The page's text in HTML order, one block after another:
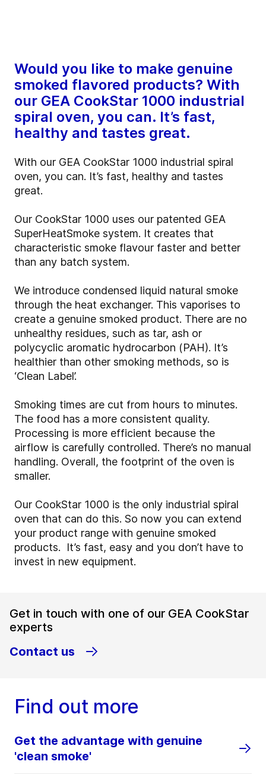
Would you like to make genuine
smoked flavored products? With
our GEA CookStar 1000 industrial
spiral oven, you can. It’s fast,
healthy and tastes great.
With our GEA CookStar 1000 industrial spiral
oven, you can. It’s fast, healthy and tastes
great.
Our CookStar 1000 uses our patented GEA
SuperHeatSmoke system. It creates that
characteristic smoke flavour faster and better
than any batch system.
We introduce condensed liquid natural smoke
through the heat exchanger. This vaporises to
create a genuine smoked product. There are no
unhealthy residues, such as tar, ash or
polycyclic aromatic hydrocarbon (PAH). It’s
healthier than other smoking methods, so is
‘Clean Label’.
Smoking times are cut from hours to minutes.
The food has a more consistent quality.
Processing is more efficient because the
airflow is carefully controlled. There’s no manual
handling. Overall, the footprint of the oven is
smaller.
Our CookStar 1000 is the only industrial spiral
oven that can do this. So now you can extend
your product range with genuine smoked
products. It’s fast, easy and you don’t have to
invest in new equipment.
Get in touch with one of our GEA CookStar
experts
Contact us
Find out more
Get the advantage with genuine
'clean smoke'